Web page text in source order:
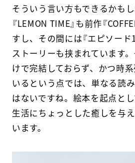
そういう言い方もできるかもし
『LEMON TIME』も前作『
すし、その間には『エピソード
ストーリーも挟まれています
けで完結しておらず、かつ時
いるという点では、単なる読
はないですね。絵本を起点と
生活にちょっとした癒しを与
います。